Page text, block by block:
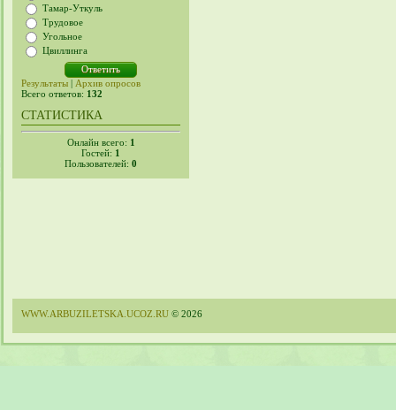
Тамар-Уткуль
Трудовое
Угольное
Цвиллинга
Результаты | Архив опросов
Всего ответов: 132
СТАТИСТИКА
Онлайн всего: 1
Гостей: 1
Пользователей: 0
WWW.ARBUZILETSKA.UCOZ.RU © 2026